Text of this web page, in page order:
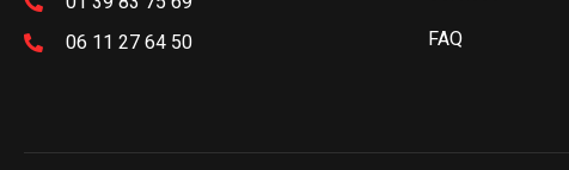
06 11 27 64 50
FAQ